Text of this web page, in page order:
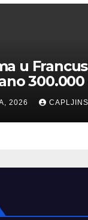
u
300.000
sa
2026